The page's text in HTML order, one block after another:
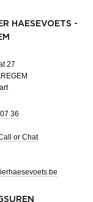
HAESEVOETS -
27
36
or Chat